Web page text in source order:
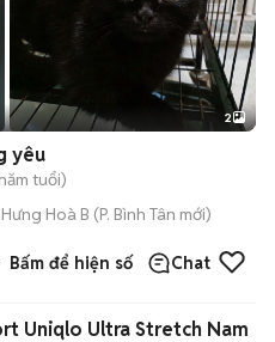
2
yêu
tuổi)
Hoà B (P. Bình Tân mới)
Bấm để hiện số Chat
Uniqlo Ultra Stretch Nam